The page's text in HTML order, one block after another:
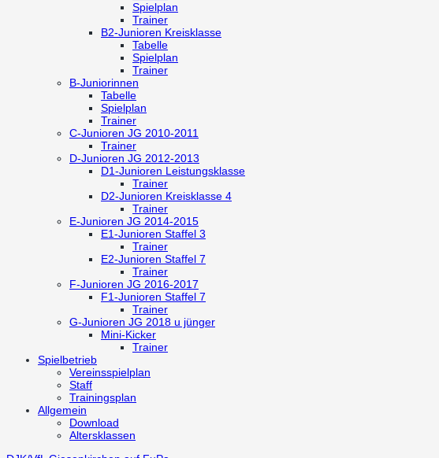
Spielplan
Trainer
B2-Junioren Kreisklasse
Tabelle
Spielplan
Trainer
B-Juniorinnen
Tabelle
Spielplan
Trainer
C-Junioren JG 2010-2011
Trainer
D-Junioren JG 2012-2013
D1-Junioren Leistungsklasse
Trainer
D2-Junioren Kreisklasse 4
Trainer
E-Junioren JG 2014-2015
E1-Junioren Staffel 3
Trainer
E2-Junioren Staffel 7
Trainer
F-Junioren JG 2016-2017
F1-Junioren Staffel 7
Trainer
G-Junioren JG 2018 u jünger
Mini-Kicker
Trainer
Spielbetrieb
Vereinsspielplan
Staff
Trainingsplan
Allgemein
Download
Altersklassen